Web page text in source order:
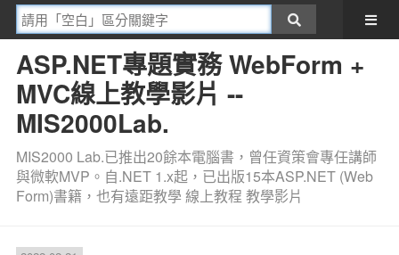
ASP.NET專題實務 WebForm +
MVC線上教學影片 --
MIS2000Lab.
MIS2000 Lab.已推出20餘本電腦書，曾任資策會專任講師
與微軟MVP。自.NET 1.x起，已出版15本ASP.NET (Web
Form)書籍，也有遠距教學 線上教程 教學影片